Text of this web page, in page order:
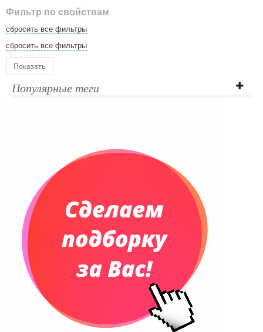
Фильтр по свойствам
сбросить все фильтры
сбросить все фильтры
Показать
Популярные теги